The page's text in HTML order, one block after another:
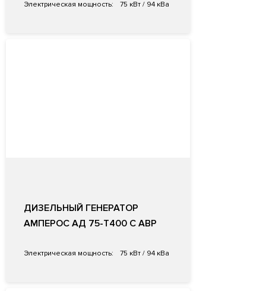
Электрическая мощность: 75 кВт / 94 кВа
ДИЗЕЛЬНЫЙ ГЕНЕРАТОР
АМПЕРОС АД 75-Т400 С АВР
Электрическая мощность: 75 кВт / 94 кВа